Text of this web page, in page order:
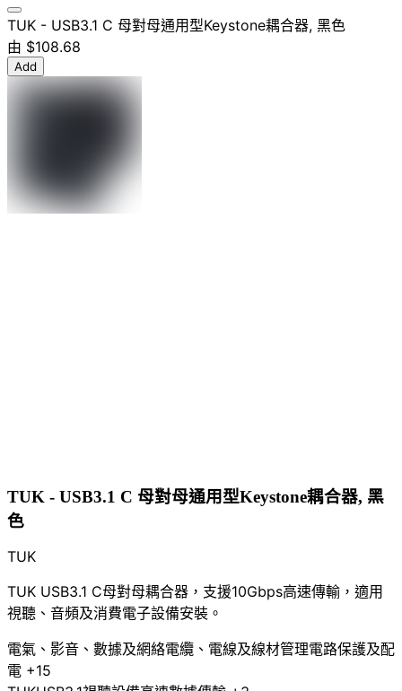
TUK - USB3.1 C 母對母通用型Keystone耦合器, 黑色
由 $108.68
Add
TUK - USB3.1 C 母對母通用型Keystone耦合器, 黑
色
TUK
TUK USB3.1 C母對母耦合器，支援10Gbps高速傳輸，適用
視聽、音頻及消費電子設備安裝。
電氣、影音、數據及網絡電纜、電線及線材管理電路保護及配
電 +15